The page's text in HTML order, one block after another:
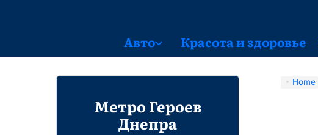
Авто Красота и здоровье
Метро Героев
Днепра
Home